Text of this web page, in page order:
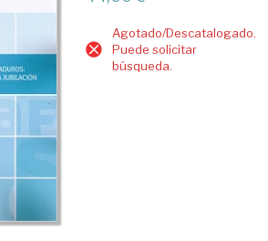
Agotado/Descatalogado.
Puede solicitar
búsqueda.